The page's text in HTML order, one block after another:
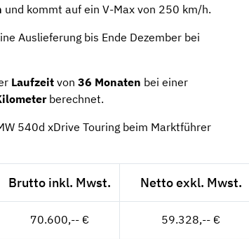
und kommt auf ein V-Max von 250 km/h.
Auslieferung bis Ende Dezember bei
Laufzeit von 36 Monaten bei einer
berechnet.
540d xDrive Touring beim Marktführer
Brutto inkl. Mwst. Netto exkl. Mwst.
70.600,-- € 59.328,-- €